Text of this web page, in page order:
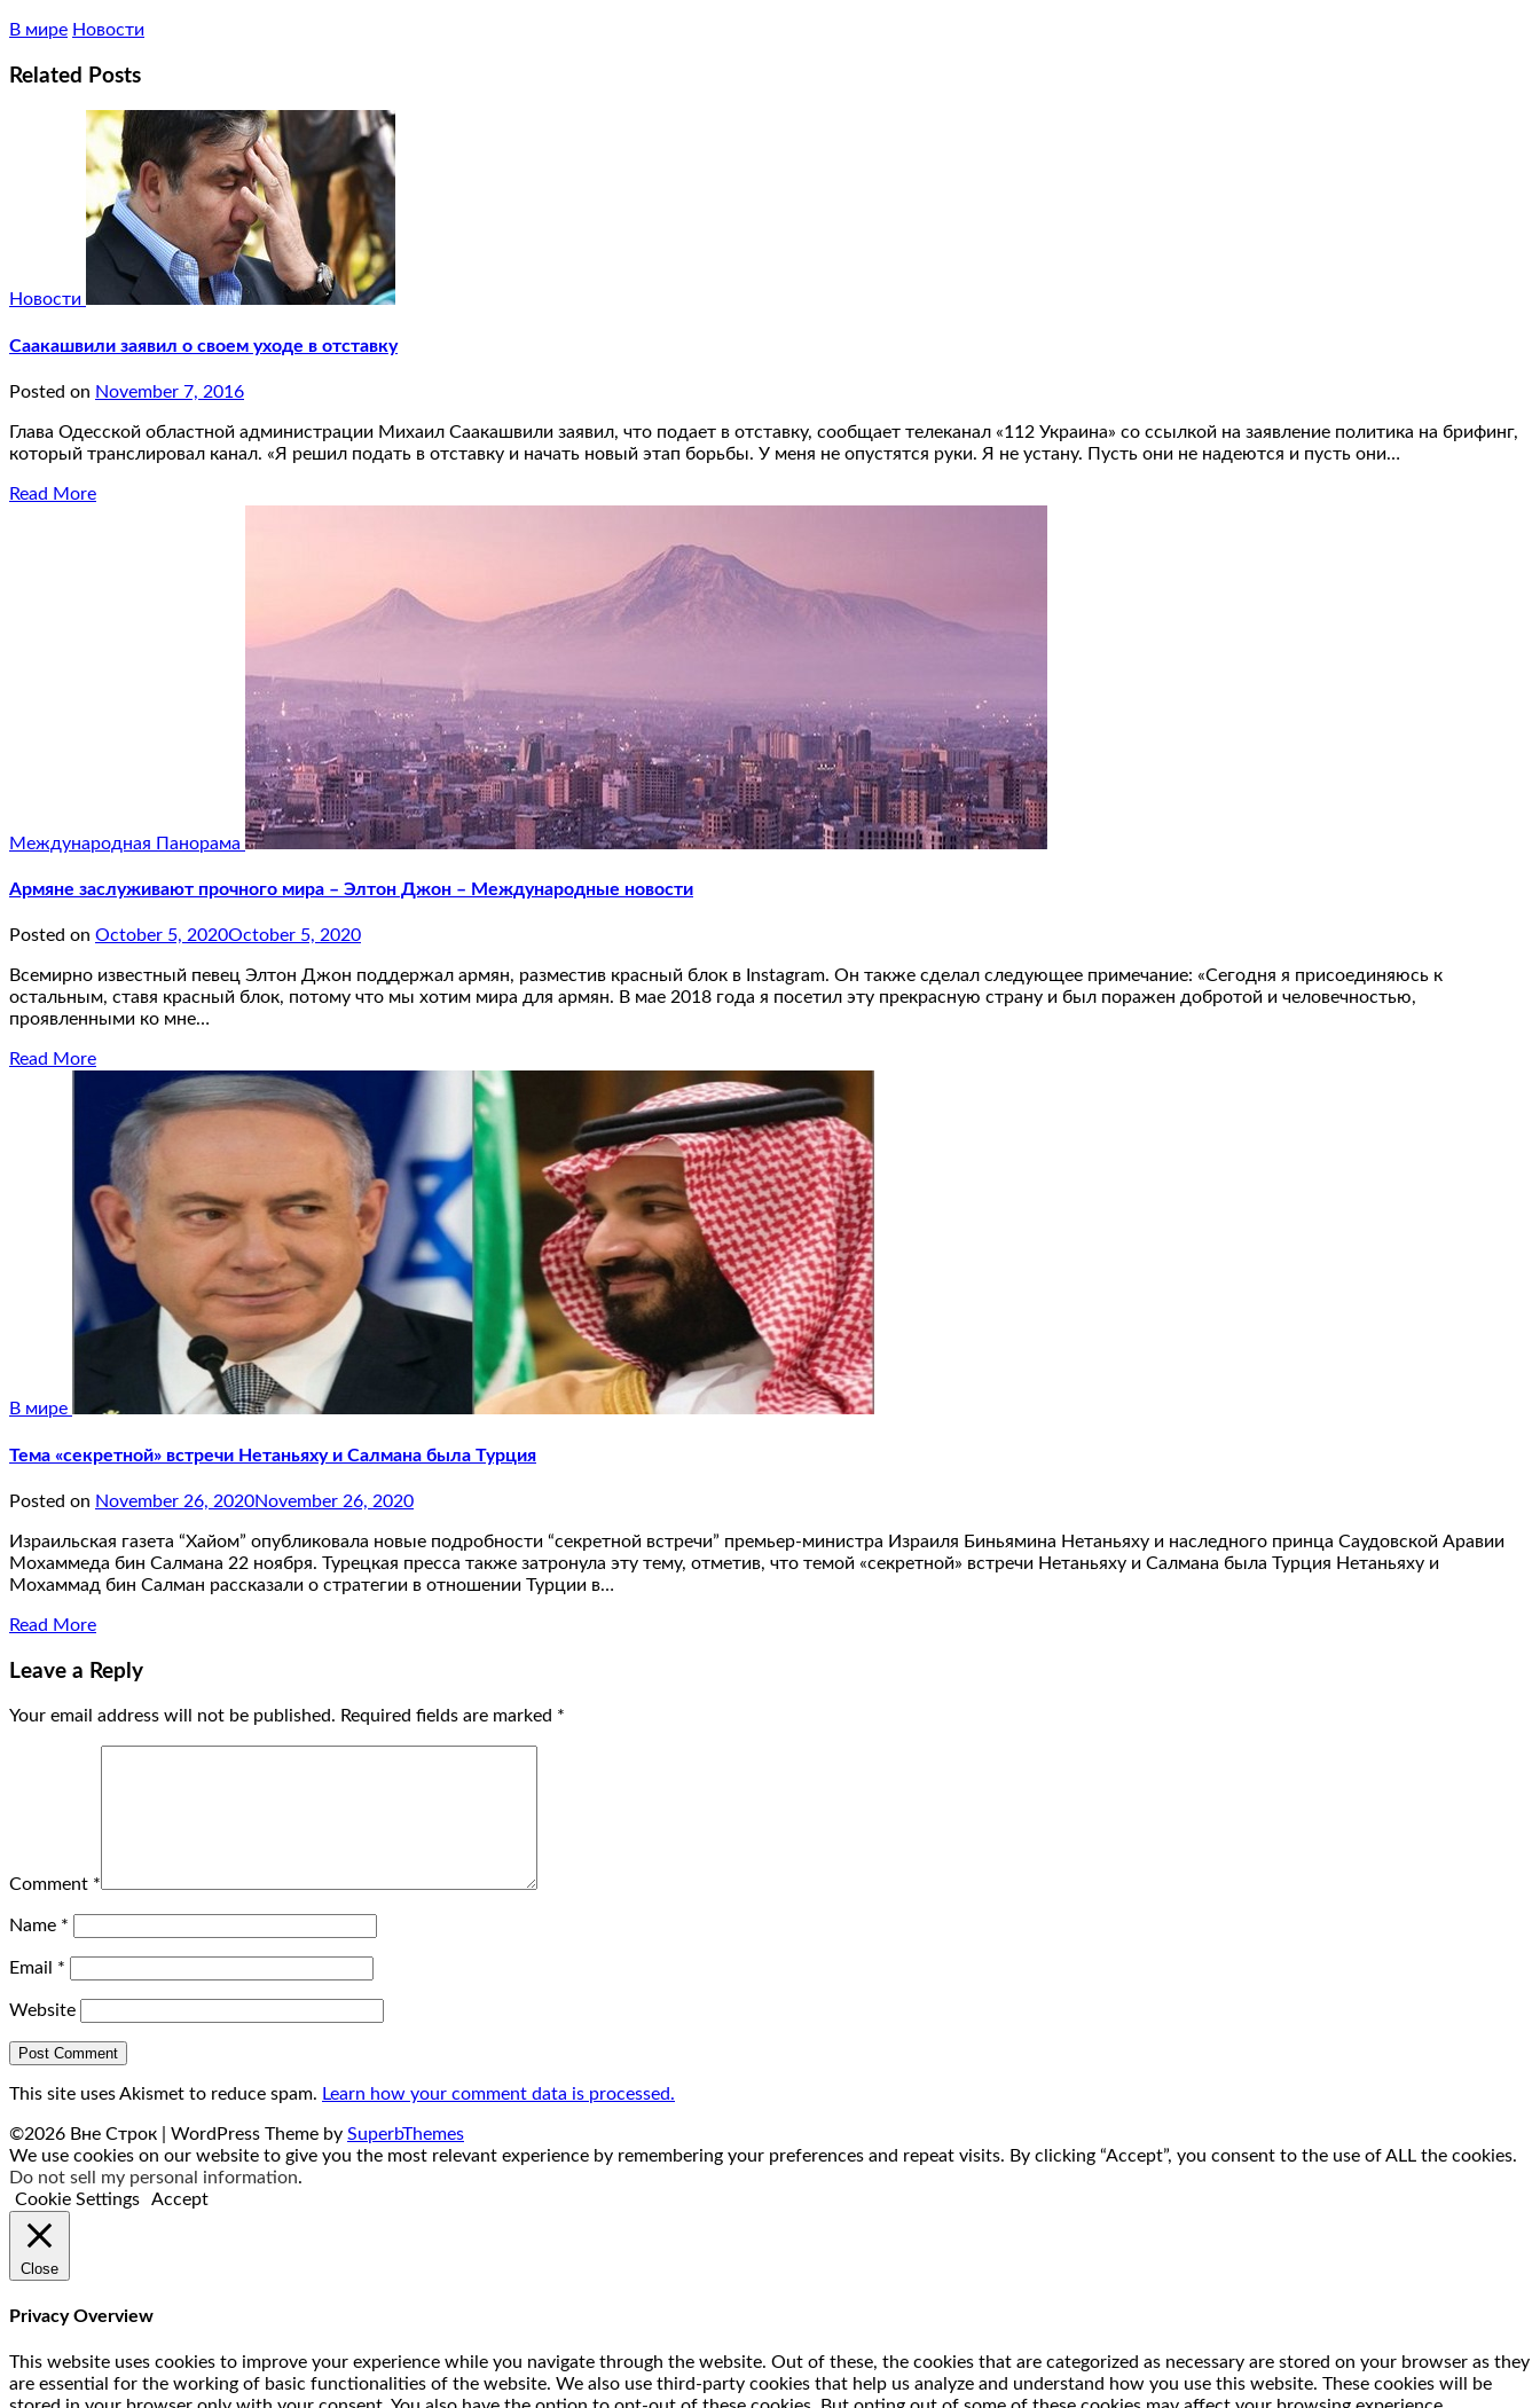
В мире Новости
Related Posts
Новости
Саакашвили заявил о своем уходе в отставку
Posted on November 7, 2016
Глава Одесской областной администрации Михаил Саакашвили заявил, что подает в отставку, сообщает телеканал «112 Украина» со ссылкой на заявление политика на брифинг,
который транслировал канал. «Я решил подать в отставку и начать новый этап борьбы. У меня не опустятся руки. Я не устану. Пусть они не надеются и пусть они…
Read More
Международная Панорама
Армяне заслуживают прочного мира – Элтон Джон – Международные новости
Posted on October 5, 2020October 5, 2020
Всемирно известный певец Элтон Джон поддержал армян, разместив красный блок в Instagram. Он также сделал следующее примечание: «Сегодня я присоединяюсь к
остальным, ставя красный блок, потому что мы хотим мира для армян. В мае 2018 года я посетил эту прекрасную страну и был поражен добротой и человечностью,
проявленными ко мне…
Read More
В мире
Тема «секретной» встречи Нетаньяху и Салмана была Турция
Posted on November 26, 2020November 26, 2020
Израильская газета “Хайом” опубликовала новые подробности “секретной встречи” премьер-министра Израиля Биньямина Нетаньяху и наследного принца Саудовской Аравии
Мохаммеда бин Салмана 22 ноября. Турецкая пресса также затронула эту тему, отметив, что темой «секретной» встречи Нетаньяху и Салмана была Турция Нетаньяху и
Мохаммад бин Салман рассказали о стратегии в отношении Турции в…
Read More
Leave a Reply
Your email address will not be published. Required fields are marked *
Comment *
Name *
Email *
Website
This site uses Akismet to reduce spam. Learn how your comment data is processed.
©2026 Вне Строк | WordPress Theme by SuperbThemes
We use cookies on our website to give you the most relevant experience by remembering your preferences and repeat visits. By clicking “Accept”, you consent to the use of ALL the cookies.
Do not sell my personal information.
Cookie Settings
Accept
Close
Privacy Overview
This website uses cookies to improve your experience while you navigate through the website. Out of these, the cookies that are categorized as necessary are stored on your browser as they
are essential for the working of basic functionalities of the website. We also use third-party cookies that help us analyze and understand how you use this website. These cookies will be